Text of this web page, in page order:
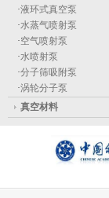
·液环式真空泵
·水蒸气喷射泵
·空气喷射泵
·水喷射泵
·分子筛吸附泵
·涡轮分子泵
真空材料